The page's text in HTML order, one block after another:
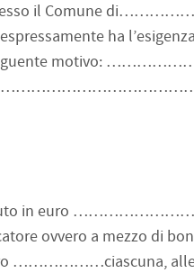
Comune di………………,
ha
seguente motivo:
in euro
ovvero a